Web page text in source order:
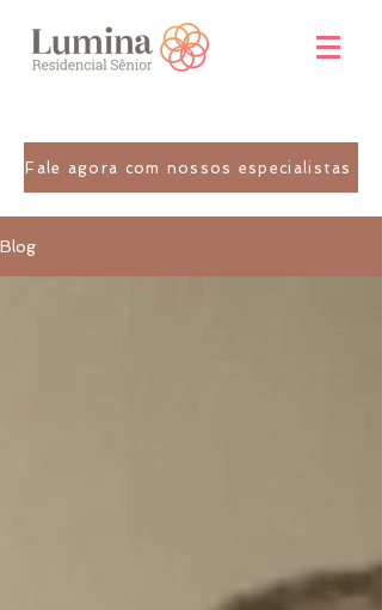
Fale agora com nossos especialistas
Blog